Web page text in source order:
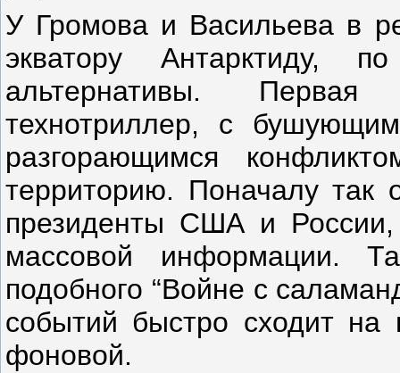
У Громова и Васильева в
экватору Антарктиду,
альтернативы.
технотриллер, с
разгорающимся
территорию. Поначалу так
президенты США и
массовой информации.
подобного “Войне с
событий быстро сходит на
фоновой.